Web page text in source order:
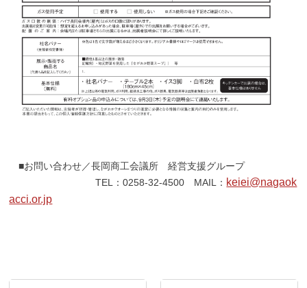
■お問い合わせ／長岡商工会議所 経営支援グループ
TEL：0258-32-4500 MAIL： keiei@nagaok
acci.or.jp